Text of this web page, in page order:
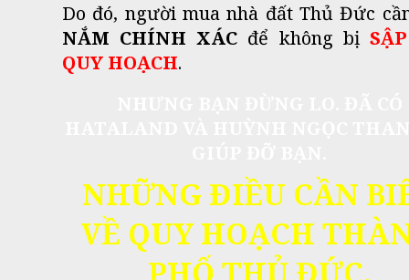
Do đó, người mua nhà đất Thủ Đức
NẮM CHÍNH XÁC để không bị
QUY HOẠCH.
NHỮNG ĐIỀU CẦN
VỀ QUY HOẠCH